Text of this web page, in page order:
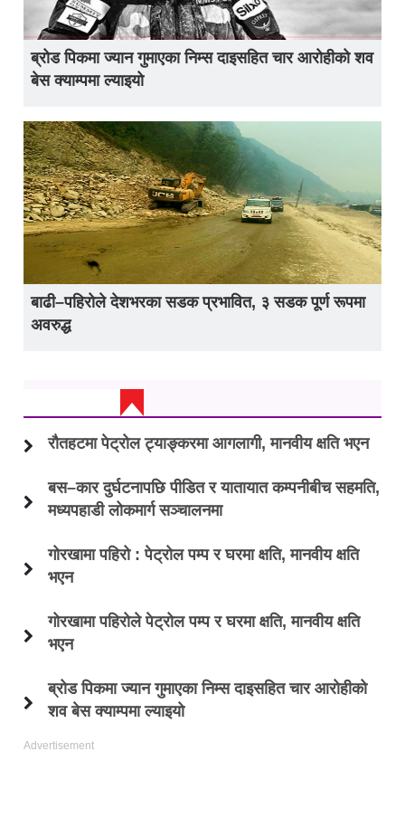
ब्रोड पिकमा ज्यान गुमाएका निम्स दाइसहित चार आरोहीको शव
बेस क्याम्पमा ल्याइयो
बाढी–पहिरोले देशभरका सडक प्रभावित, ३ सडक पूर्ण रूपमा
अवरुद्ध
रौतहटमा पेट्रोल ट्याङ्करमा आगलागी, मानवीय क्षति भएन
बस–कार दुर्घटनापछि पीडित र यातायात कम्पनीबीच सहमति,
मध्यपहाडी लोकमार्ग सञ्चालनमा
गोरखामा पहिरो : पेट्रोल पम्प र घरमा क्षति, मानवीय क्षति
भएन
गोरखामा पहिरोले पेट्रोल पम्प र घरमा क्षति, मानवीय क्षति
भएन
ब्रोड पिकमा ज्यान गुमाएका निम्स दाइसहित चार आरोहीको
शव बेस क्याम्पमा ल्याइयो